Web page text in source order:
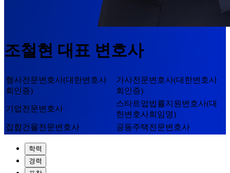
조철현 대표 변호사
형사전문변호사(대한변호사
회인증)
가사전문변호사(대한변호사
회인증)
기업전문변호사
스타트업법률지원변호사(대
한변호사회임명)
집합건물전문변호사
공동주택전문변호사
학력
경력